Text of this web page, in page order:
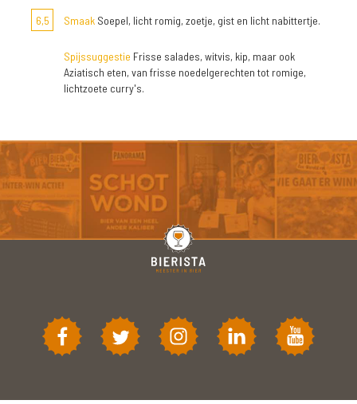
6,5 Smaak Soepel, licht romig, zoetje, gist en licht nabittertje.
Spijssuggestie Frisse salades, witvis, kip, maar ook
Aziatisch eten, van frisse noedelgerechten tot romige,
lichtzoete curry's.